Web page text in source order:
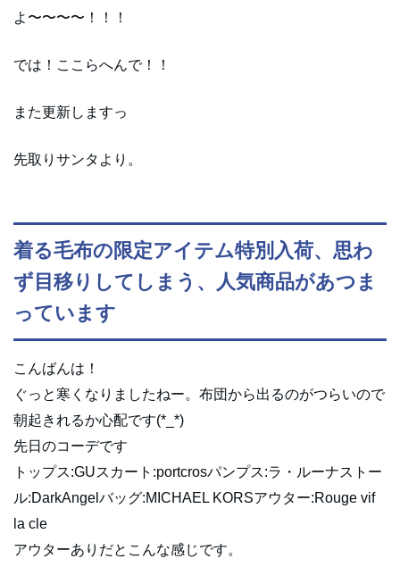
よ〜〜〜〜！！！
では！ここらへんで！！
また更新しますっ
先取りサンタより。
着る毛布の限定アイテム特別入荷、思わ
ず目移りしてしまう、人気商品があつま
っています
こんばんは！
ぐっと寒くなりましたねー。布団から出るのがつらいので
朝起きれるか心配です(*_*)
先日のコーデです
トップス:GUスカート:portcrosパンプス:ラ・ルーナストー
ル:DarkAngelバッグ:MICHAEL KORSアウター:Rouge vif
la cle
アウターありだとこんな感じです。